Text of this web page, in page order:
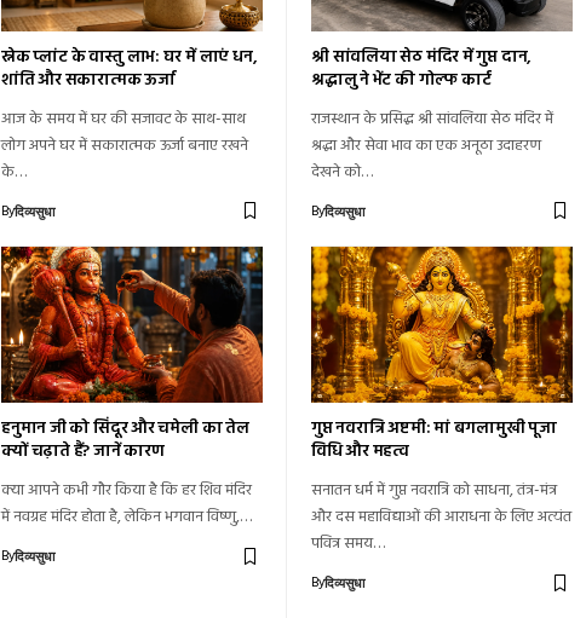
स्नेक प्लांट के वास्तु लाभ: घर में लाएं धन,
शांति और सकारात्मक ऊर्जा
आज के समय में घर की सजावट के साथ-साथ
लोग अपने घर में सकारात्मक ऊर्जा बनाए रखने
के…
Byदिव्यसुधा
श्री सांवलिया सेठ मंदिर में गुप्त दान,
श्रद्धालु ने भेंट की गोल्फ कार्ट
राजस्थान के प्रसिद्ध श्री सांवलिया सेठ मंदिर में
श्रद्धा और सेवा भाव का एक अनूठा उदाहरण
देखने को…
Byदिव्यसुधा
हनुमान जी को सिंदूर और चमेली का तेल
क्यों चढ़ाते हैं? जानें कारण
क्या आपने कभी गौर किया है कि हर शिव मंदिर
में नवग्रह मंदिर होता है, लेकिन भगवान विष्णु,…
Byदिव्यसुधा
गुप्त नवरात्रि अष्टमी: मां बगलामुखी पूजा
विधि और महत्व
सनातन धर्म में गुप्त नवरात्रि को साधना, तंत्र-मंत्र
और दस महाविद्याओं की आराधना के लिए अत्यंत
पवित्र समय…
Byदिव्यसुधा